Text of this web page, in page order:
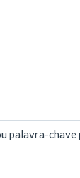
palavra-chave